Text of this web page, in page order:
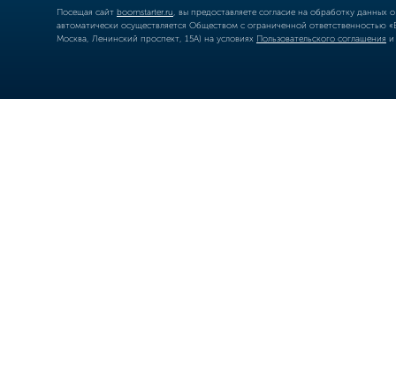
Посещая сайт boomstarter.ru , вы предоставляете согласие на обработку
автоматически осуществляется Обществом с ограниченной
Москва, Ленинский проспект, 15А) на условиях Пользовательского соглашения и